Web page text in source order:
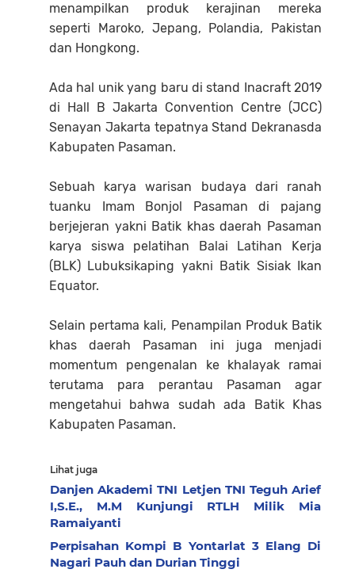
menampilkan produk kerajinan mereka
seperti Maroko, Jepang, Polandia, Pakistan
dan Hongkong.
Ada hal unik yang baru di stand Inacraft 2019
di Hall B Jakarta Convention Centre (JCC)
Senayan Jakarta tepatnya Stand Dekranasda
Kabupaten Pasaman.
Sebuah karya warisan budaya dari ranah
tuanku Imam Bonjol Pasaman di pajang
berjejeran yakni Batik khas daerah Pasaman
karya siswa pelatihan Balai Latihan Kerja
(BLK) Lubuksikaping yakni Batik Sisiak Ikan
Equator.
Selain pertama kali, Penampilan Produk Batik
khas daerah Pasaman ini juga menjadi
momentum pengenalan ke khalayak ramai
terutama para perantau Pasaman agar
mengetahui bahwa sudah ada Batik Khas
Kabupaten Pasaman.
Lihat juga
Danjen Akademi TNI Letjen TNI Teguh Arief
I,S.E., M.M Kunjungi RTLH Milik Mia
Ramaiyanti
Perpisahan Kompi B Yontarlat 3 Elang Di
Nagari Pauh dan Durian Tinggi